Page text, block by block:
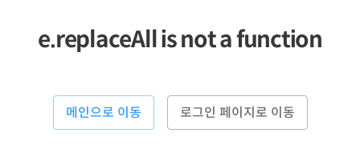
e.replaceAll is not a function
메인으로 이동 로그인 페이지로 이동